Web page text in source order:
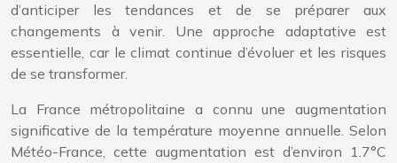
d’anticiper les tendances et de se préparer aux
changements à venir. Une approche adaptative est
essentielle, car le climat continue d’évoluer et les risques
de se transformer.
La France métropolitaine a connu une augmentation
significative de la température moyenne annuelle. Selon
Météo-France, cette augmentation est d’environ 1.7°C